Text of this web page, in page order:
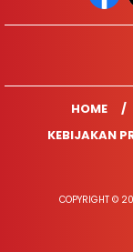
HOME
KEBIJAKAN
COPYRIGHT ©